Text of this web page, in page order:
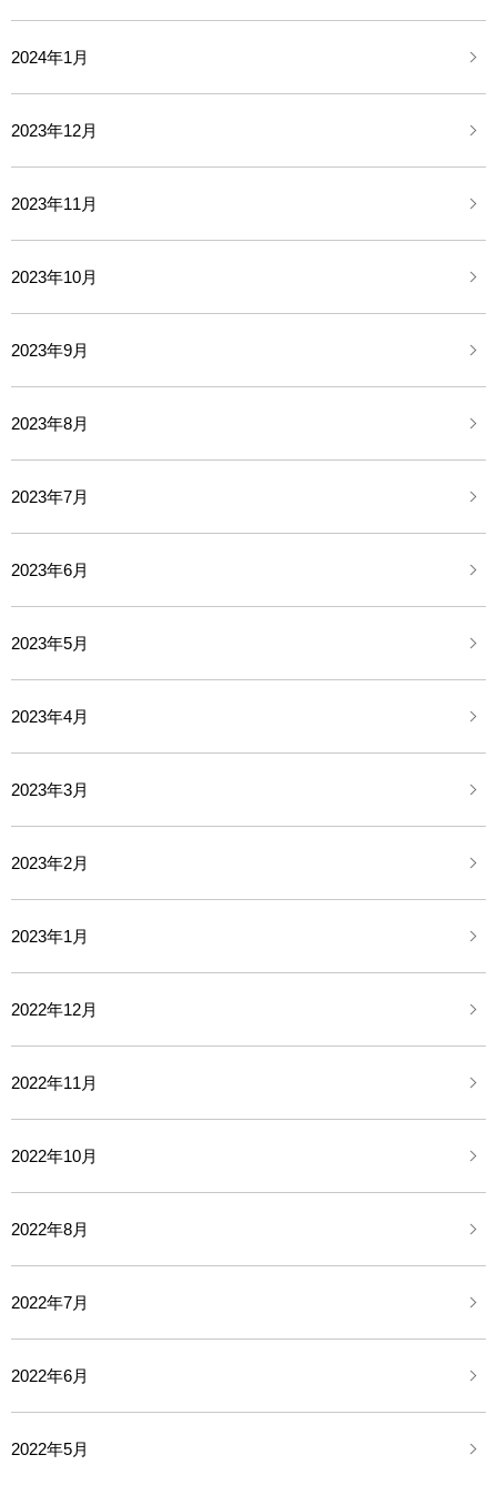
2024年1月
2023年12月
2023年11月
2023年10月
2023年9月
2023年8月
2023年7月
2023年6月
2023年5月
2023年4月
2023年3月
2023年2月
2023年1月
2022年12月
2022年11月
2022年10月
2022年8月
2022年7月
2022年6月
2022年5月